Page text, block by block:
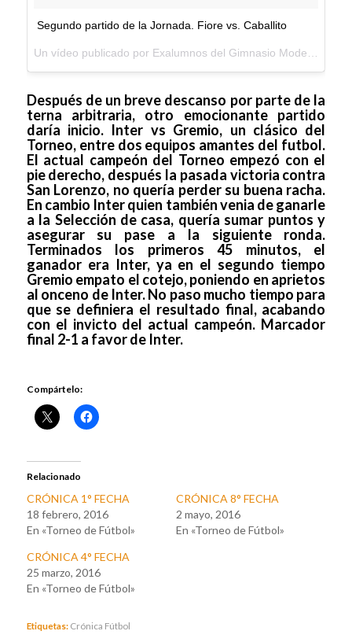
Segundo partido de la Jornada. Fiore vs. Caballito
Después de un breve descanso por parte de la
terna arbitraria, otro emocionante partido
daría inicio. Inter vs Gremio, un clásico del
Torneo, entre dos equipos amantes del futbol.
El actual campeón del Torneo empezó con el
pie derecho, después la pasada victoria contra
San Lorenzo, no quería perder su buena racha.
En cambio Inter quien también venia de ganarle
a la Selección de casa, quería sumar puntos y
asegurar su pase a la siguiente ronda.
Terminados los primeros 45 minutos, el
ganador era Inter, ya en el segundo tiempo
Gremio empato el cotejo, poniendo en aprietos
al onceno de Inter. No paso mucho tiempo para
que se definiera el resultado final, acabando
con el invicto del actual campeón. Marcador
final 2-1 a favor de Inter.
Compártelo:
Relacionado
CRÓNICA 1° FECHA
18 febrero, 2016
En «Torneo de Fútbol»
CRÓNICA 8° FECHA
2 mayo, 2016
En «Torneo de Fútbol»
CRÓNICA 4° FECHA
25 marzo, 2016
En «Torneo de Fútbol»
Etiquetas: Crónica Fútbol